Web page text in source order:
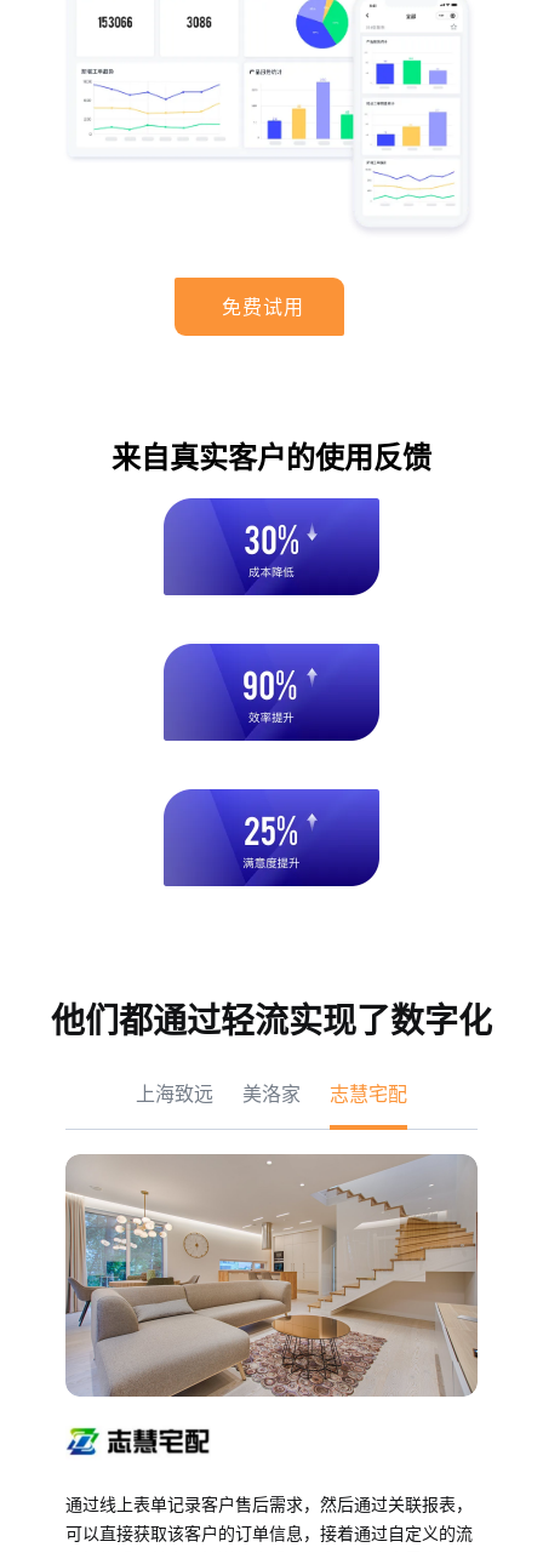
免费试用
来自真实客户的使用反馈
他们都通过轻流实现了数字化
上海致远 美洛家 志慧宅配
通过线上表单记录客户售后需求，然后通过关联报表，
可以直接获取该客户的订单信息，接着通过自定义的流